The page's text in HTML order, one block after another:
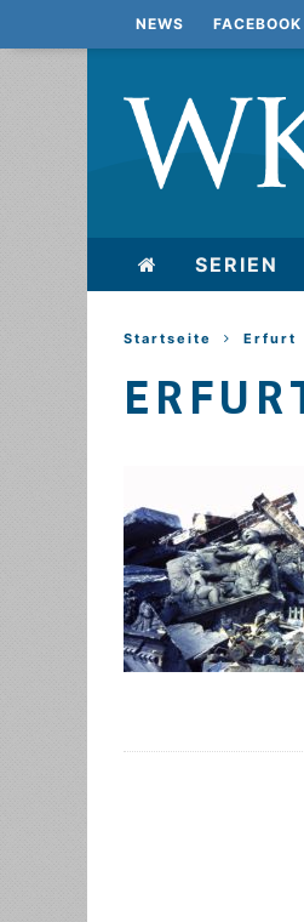
NEWS FACEBOOK
SERIEN
Startseite Erfurt